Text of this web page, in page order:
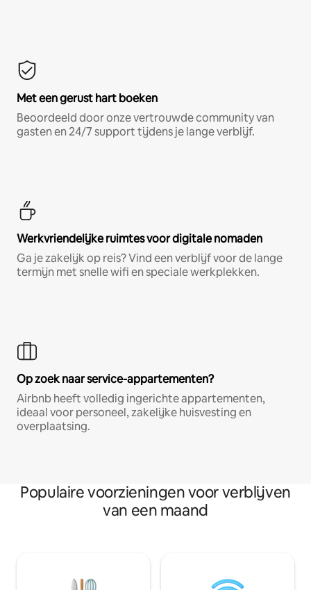
Met een gerust hart boeken
Beoordeeld door onze vertrouwde community van
gasten en 24/7 support tijdens je lange verblijf.
Werkvriendelijke ruimtes voor digitale nomaden
Ga je zakelijk op reis? Vind een verblijf voor de lange
termijn met snelle wifi en speciale werkplekken.
Op zoek naar service-appartementen?
Airbnb heeft volledig ingerichte appartementen,
ideaal voor personeel, zakelijke huisvesting en
overplaatsing.
Populaire voorzieningen voor verblijven
van een maand